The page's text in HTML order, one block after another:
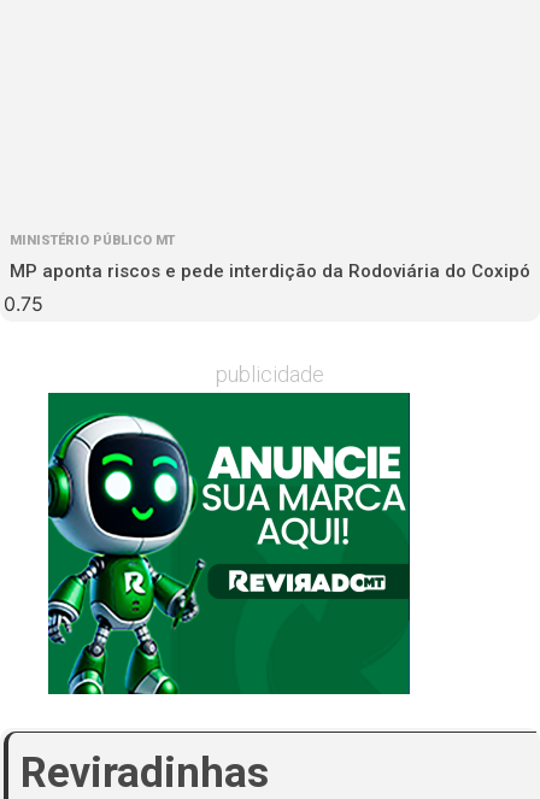
MINISTÉRIO PÚBLICO MT
MP aponta riscos e pede interdição da Rodoviária do Coxipó
publicidade
Reviradinhas